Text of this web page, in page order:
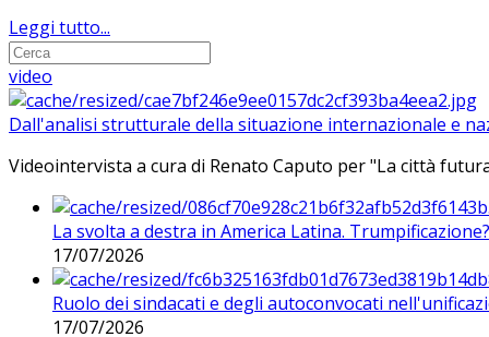
Leggi tutto...
video
Dall'analisi strutturale della situazione internazionale e
Videointervista a cura di Renato Caputo per "La città
La svolta a destra in America Latina. Trumpificazione?
17/07/2026
Ruolo dei sindacati e degli autoconvocati
17/07/2026